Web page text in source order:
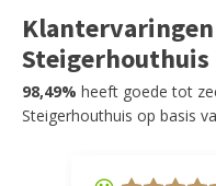
Steigerhouthuis
98,49% heeft goede tot
Steigerhouthuis op basis